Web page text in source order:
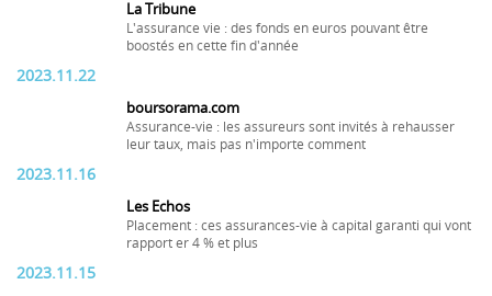
La Tribune
L'assurance vie : des fonds en euros pouvant être
boostés en cette fin d'année
2023.11.22
boursorama.com
Assurance-vie : les assureurs sont invités à rehausser
leur taux, mais pas n'importe comment
2023.11.16
Les Echos
Placement : ces assurances-vie à capital garanti qui vont
rapport er 4 % et plus
2023.11.15